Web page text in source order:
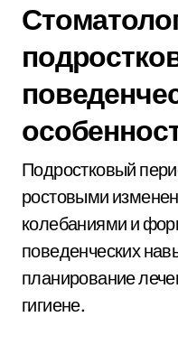
Подростковый
ростовыми
колебаниями и
поведенческих
планирование
гигиене.